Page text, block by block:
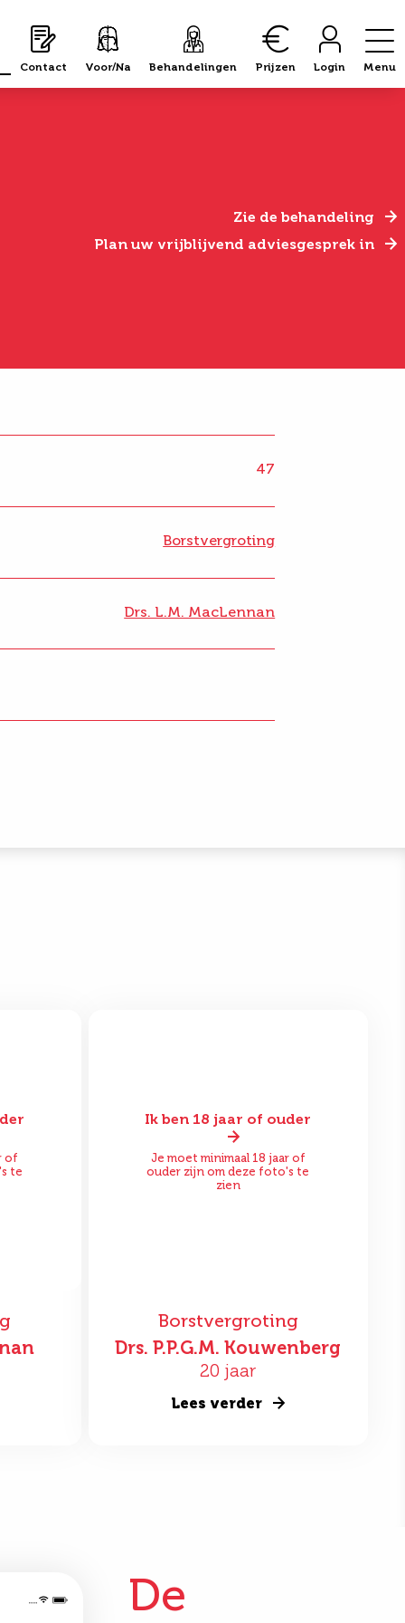
Contact Voor/Na Behandelingen Prijzen Login Menu
Zie de behandeling
Plan uw vrijblijvend adviesgesprek in
47
Borstvergroting
Drs. L.M. MacLennan
of
te
Na
Ik ben 18 jaar of ouder
Je moet minimaal 18 jaar of
ouder zijn om deze foto's te
zien
Voor Na
Borstvergroting
Drs. P.P.G.M. Kouwenberg
20 jaar
Lees verder
De